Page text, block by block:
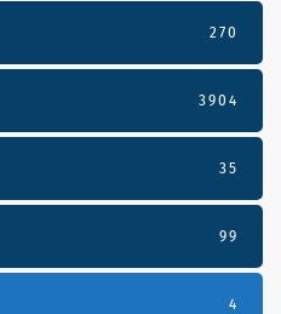
270
3904
35
99
4